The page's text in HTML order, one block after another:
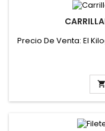
Precio De Venta: El
